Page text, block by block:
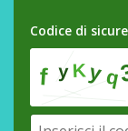
Codice di